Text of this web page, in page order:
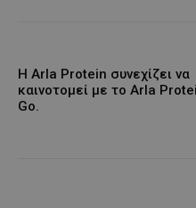
Η Arla Protein συνεχίζει να
καινοτομεί με το Arla
Go.